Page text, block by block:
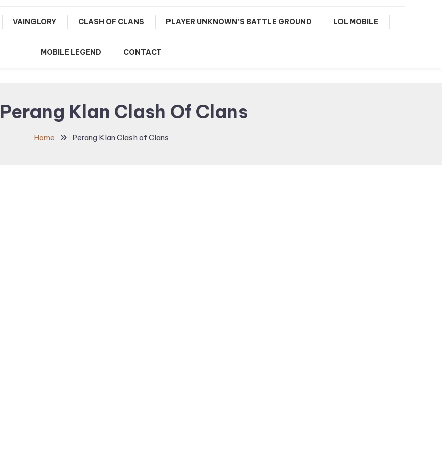
VAINGLORY CLASH OF CLANS PLAYER UNKNOWN’S BATTLE GROUND LOL MOBILE
MOBILE LEGEND CONTACT
Perang Klan Clash Of Clans
Home Perang Klan Clash of Clans